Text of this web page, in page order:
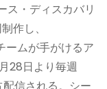
ス・ディスカバリ
作し、
ムが手がけるア
28日より毎週
信される。シー